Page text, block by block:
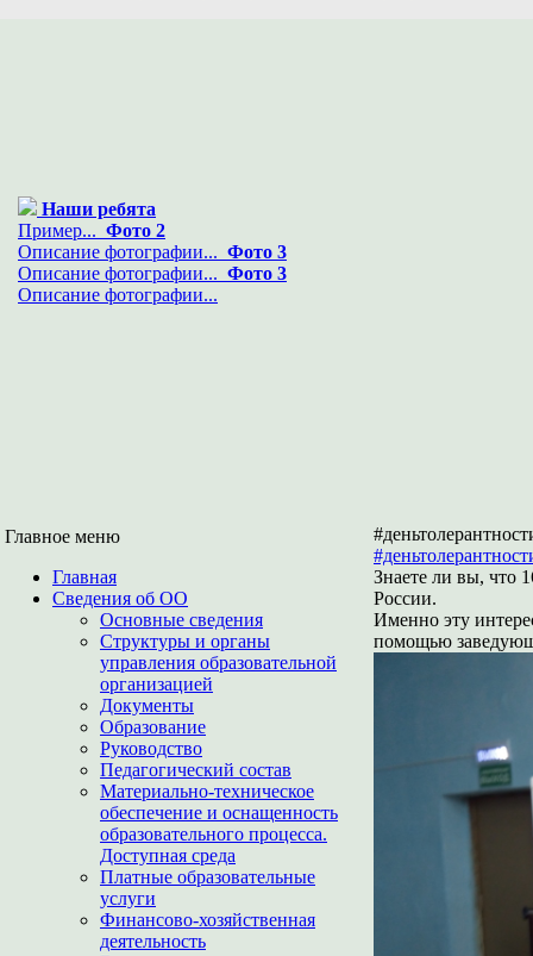
Наши ребята
Пример... Фото 2
Описание фотографии... Фото 3
Описание фотографии... Фото 3
Описание фотографии...
Главное меню
Главная
Сведения об ОО
Основные сведения
Структуры и органы
управления образовательной
организацией
Документы
Образование
Руководство
Педагогический состав
Материально-техническое
обеспечение и оснащенность
образовательного процесса.
Доступная среда
Платные образовательные
услуги
Финансово-хозяйственная
деятельность
Знаете ли вы, что
России.
Именно эту
помощью